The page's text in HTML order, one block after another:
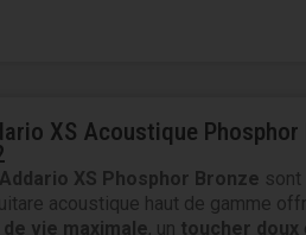
XS Acoustique Phosphor
XS Phosphor Bronze
acoustique haut de gamme
vie maximale, un toucher doux